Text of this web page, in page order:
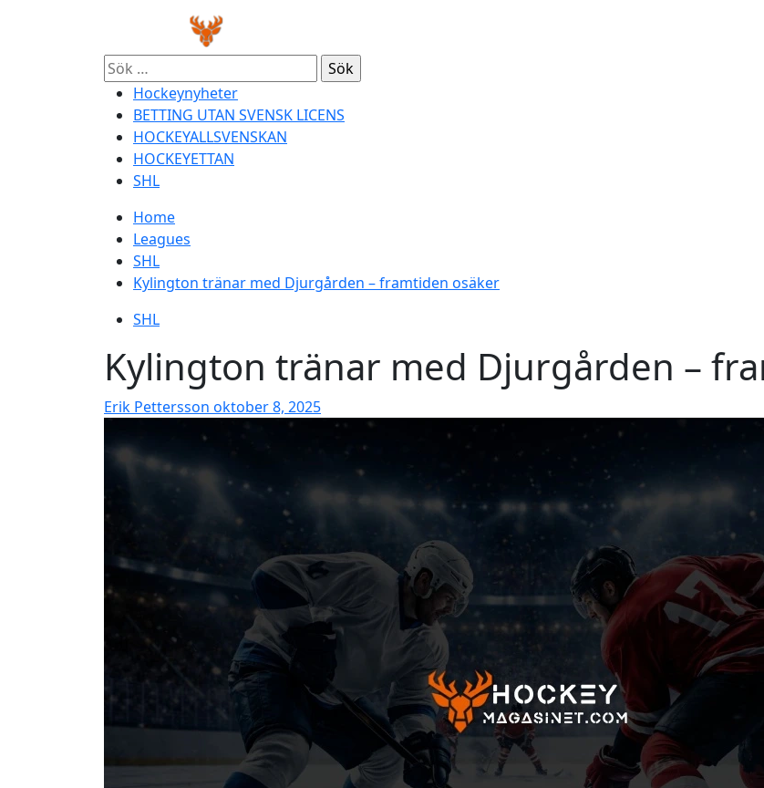
Sök
efter:Hockeynyheter
BETTING UTAN SVENSK LICENS
HOCKEYALLSVENSKAN
HOCKEYETTAN
SHL
Home
Leagues
SHL
Kylington tränar med Djurgården – framtiden osäker
SHL
Kylington tränar med Djurgården –
Erik Pettersson oktober 8, 2025